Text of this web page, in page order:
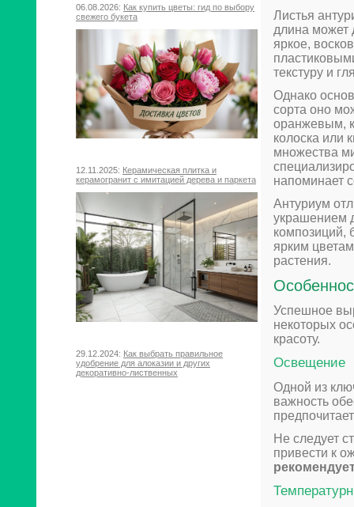
06.08.2026: Как купить цветы: гид по выбору
свежего букета
12.11.2025: Керамическая плитка и
керамогранит с имитацией дерева и паркета
29.12.2024: Как выбрать правильное
удобрение для алоказии и других
декоративно-лиственных
Листья
длина может
яркое,
текстуру и
Однако
сорта оно
оранжевым,
колоска или
множества
напоминает
Антуриум
украшением
композиций,
ярким
растения.
Успешное
некоторых
красоту.
Освещение
Одной из
важность
Не следует
привести к